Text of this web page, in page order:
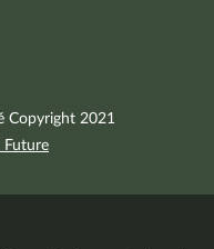
Copyright 2021
Future